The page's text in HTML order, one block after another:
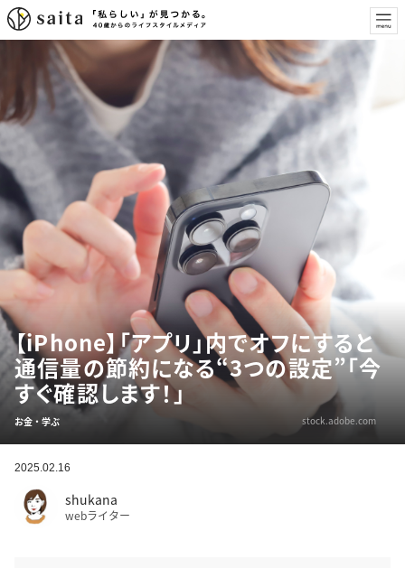
【iPhone】「アプリ」内でオフにすると
通信量の節約になる“3つの設定”「今
すぐ確認します！」
お金・学ぶ stock.adobe.com
2025.02.16
shukana
webライター